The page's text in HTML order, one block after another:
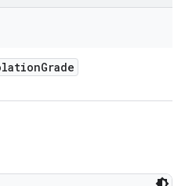
Grade